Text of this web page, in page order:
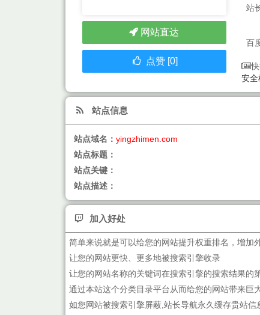
站
百
快
安全
网站直达
点赞 [0]
站点信息
站点域名： yingzhimen.com
站点标题：
站点关键：
站点描述：
加入好处
简单来说就是可以给您的网站提升权重排名，增加
让您的网站更快、更多地被搜索引擎收录
让您的网站名称的关键词在搜索引擎的搜索结果的
通过本站这个分类目录平台从而给您的网站带来巨
如您网站被搜索引擎屏蔽,站长导航永久缓存贵站